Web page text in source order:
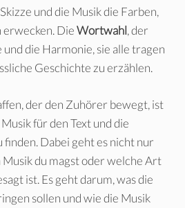
und die Musik die Farben,
erwecken. DieWortwahl, der
die Harmonie, sie alle tragen
Geschichte zu erzählen.
der den Zuhörer bewegt, ist
für den Text und die
finden. Dabei geht es nicht nur
du magst oder welche Art
ist. Es geht darum, was die
sollen und wie die Musik